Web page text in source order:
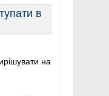
в
на